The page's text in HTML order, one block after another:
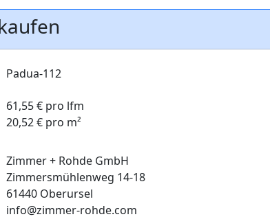
Padua-112
61,55 € pro lfm
20,52 € pro m²
Zimmer + Rohde GmbH
Zimmersmühlenweg 14-18
61440 Oberursel
info@zimmer-rohde.com